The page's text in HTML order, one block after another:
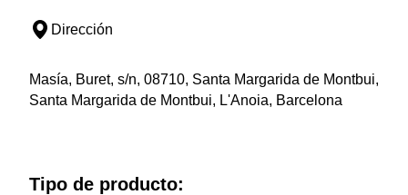
Dirección
Masía, Buret, s/n, 08710, Santa Margarida de Montbui,
Santa Margarida de Montbui, L'Anoia, Barcelona
Tipo de producto: